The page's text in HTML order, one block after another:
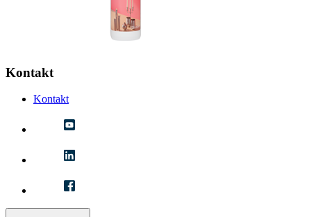
Kontakt
Kontakt